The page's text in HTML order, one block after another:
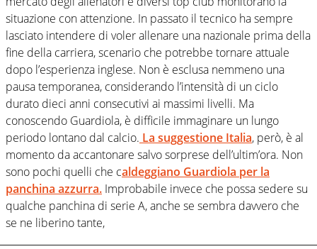
situazione con attenzione. In passato il tecnico ha sempre
lasciato intendere di voler allenare una nazionale prima della
fine della carriera, scenario che potrebbe tornare attuale
dopo l’esperienza inglese. Non è esclusa nemmeno una
pausa temporanea, considerando l’intensità di un ciclo
durato dieci anni consecutivi ai massimi livelli. Ma
conoscendo Guardiola, è difficile immaginare un lungo
periodo lontano dal calcio. La suggestione Italia, però, è al
momento da accantonare salvo sorprese dell’ultim’ora. Non
sono pochi quelli che caldeggiano Guardiola per la
panchina azzurra. Improbabile invece che possa sedere su
qualche panchina di serie A, anche se sembra davvero che
se ne liberino tante,